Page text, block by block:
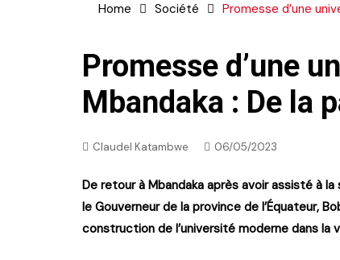
vidéo
Actu en
Home Société Promesse d’une
Promesse d’une
Mbandaka : De la
Claudel Katambwe 06/05/2023
De retour à Mbandaka après avoir assisté à la
le Gouverneur de la province de l’Équateur,
construction de l’université moderne dans la